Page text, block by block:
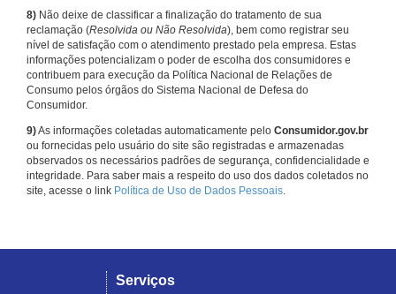
8) Não deixe de classificar a finalização do tratamento de sua
reclamação (Resolvida ou Não Resolvida), bem como registrar seu
nível de satisfação com o atendimento prestado pela empresa. Estas
informações potencializam o poder de escolha dos consumidores e
contribuem para execução da Política Nacional de Relações de
Consumo pelos órgãos do Sistema Nacional de Defesa do
Consumidor.
9)As informações coletadas automaticamente pelo Consumidor.gov.br
ou fornecidas pelo usuário do site são registradas e armazenadas
observados os necessários padrões de segurança, confidencialidade e
integridade. Para saber mais a respeito do uso dos dados coletados no
site, acesse o link Política de Uso de Dados Pessoais.
Serviços